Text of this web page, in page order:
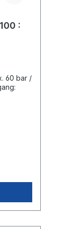
:
60 bar /